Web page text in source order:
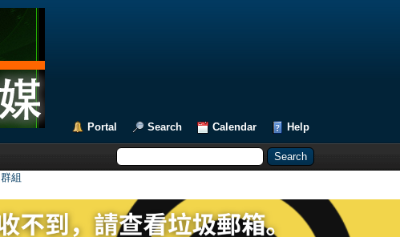
Portal Search Calendar Help
組